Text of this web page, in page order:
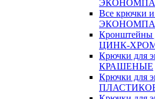
Все крючки
Кронштейны
ЦИНК-
Крючки для
КРАШЕНЫЕ
Крючки для